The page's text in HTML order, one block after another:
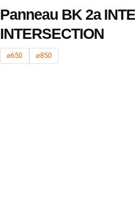
Panneau BK 2a
INTERSECTION
⌀650 ⌀850